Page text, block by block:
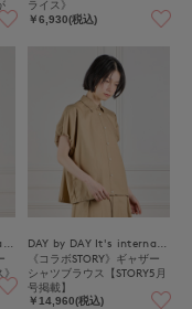
ライス》
￥6,930(税込)
《コラボSTORY》ギャザー
シャツブラウス【STORY5月
号掲載】
￥14,960(税込)